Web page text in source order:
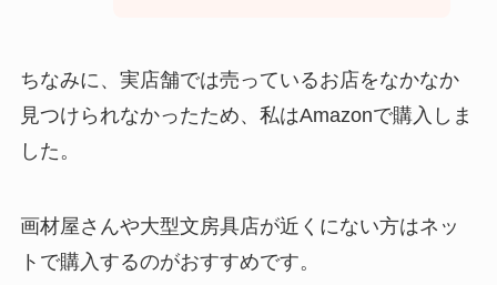
ちなみに、実店舗では売っているお店をなかなか
見つけられなかったため、私はAmazonで購入しま
した。
画材屋さんや大型文房具店が近くにない方はネッ
トで購入するのがおすすめです。